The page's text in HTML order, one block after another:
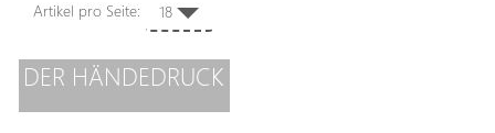
Artikel pro Seite: 18
DER HÄNDEDRUCK